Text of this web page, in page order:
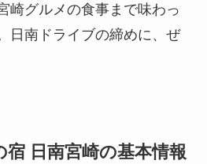
崎グルメの食事まで味わっ
日南ドライブの締めに、ぜ
日南宮崎の基本情報